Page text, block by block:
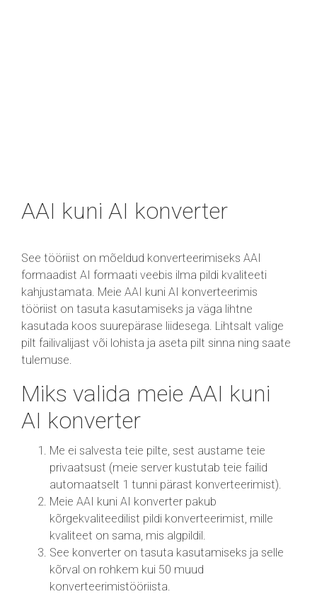
AAI kuni AI konverter
See tööriist on mõeldud konverteerimiseks AAI
formaadist AI formaati veebis ilma pildi kvaliteeti
kahjustamata. Meie AAI kuni AI konverteerimis
tööriist on tasuta kasutamiseks ja väga lihtne
kasutada koos suurepärase liidesega. Lihtsalt valige
pilt failivalijast või lohista ja aseta pilt sinna ning saate
tulemuse.
Miks valida meie AAI kuni
AI konverter
Me ei salvesta teie pilte, sest austame teie
privaatsust (meie server kustutab teie failid
automaatselt 1 tunni pärast konverteerimist).
Meie AAI kuni AI konverter pakub
kõrgekvaliteedilist pildi konverteerimist, mille
kvaliteet on sama, mis algpildil.
See konverter on tasuta kasutamiseks ja selle
kõrval on rohkem kui 50 muud
konverteerimistööriista.